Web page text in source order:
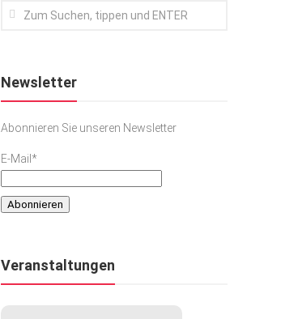
Newsletter
Abonnieren Sie unseren Newsletter
E-Mail*
Veranstaltungen